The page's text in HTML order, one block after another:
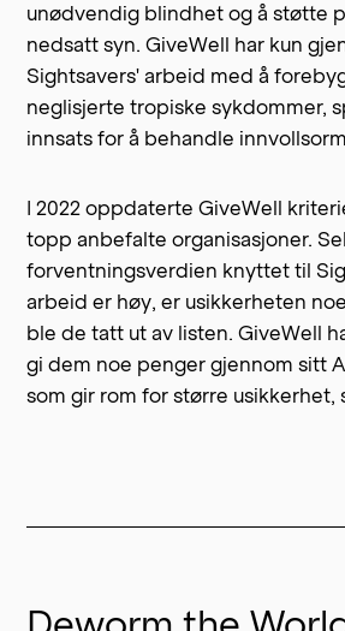
unødvendig blindhet og å støtte
nedsatt syn. GiveWell har kun
Sightsavers' arbeid med å
neglisjerte tropiske sykdommer,
innsats for å behandle
I 2022oppdaterte GiveWell
topp anbefalte organisasjoner.
forventningsverdien knyttet til
arbeid er høy, er usikkerheten
ble de tatt ut av listen. GiveWell
gi dem noe penger gjennom sitt
som gir rom for større usikkerhet,